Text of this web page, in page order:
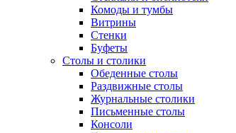
Комоды и тумбы
Витрины
Стенки
Буфеты
Столы и столики
Обеденные столы
Раздвижные столы
Журнальные столики
Письменные столы
Консоли